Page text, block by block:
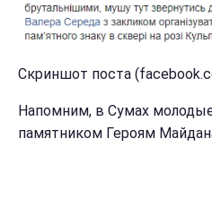
Скриншот поста
Напомним, в Сумах
памятником Героям